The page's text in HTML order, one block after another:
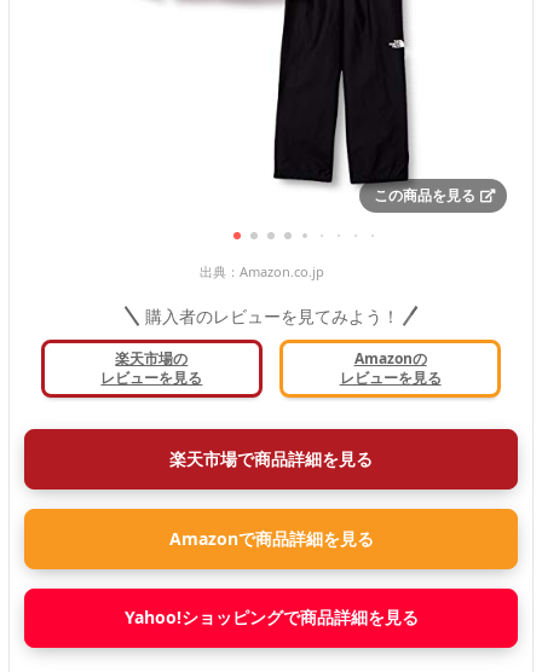
この商品を見る
出典： Amazon.co.jp
購入者のレビューを見てみよう！
楽天市場の
レビューを見る
Amazonの
レビューを見る
楽天市場で商品詳細を見る
Amazonで商品詳細を見る
Yahoo!ショッピングで商品詳細を見る